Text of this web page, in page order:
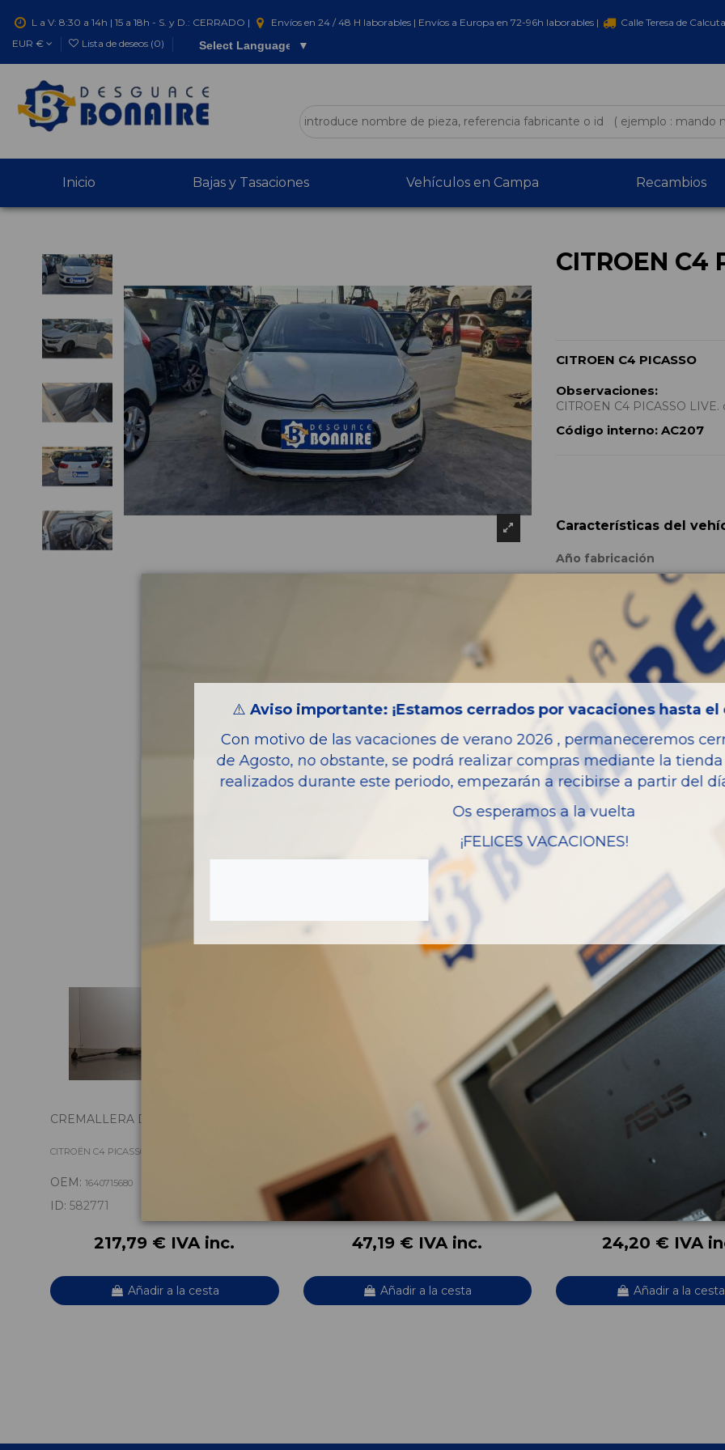
L a V: 8:30 a 14h | 15 a 18h - S. y D.: CERRADO | Envíos en 24 / 48 H laborables | Envíos a Europa en 72-96h laborables |
Calle Teresa de
EUR €
Lista de deseos (0) Select Language ▼
Inicio Bajas y Tasaciones Vehículos en Campa Recambios
CITROEN C4
CITROEN C4 PICASSO
Observaciones:
CITROEN C4 PICASSO
Código interno: AC207
Características del
Año fabricación
Combustible
Potencia
Modelo
Piezas almacenadas del
CREMALLERA DIRECCION 1640715680
CITROËN C4 PICASSO LIVE
OEM: 1640715680
ID: 582771
217,79 € IVA inc.
Añadir a la cesta
MANGUETA DELANTERA DERECHA
CITROËN C4 PICASSO LIVE
OEM: 1610138080
ID:582800
47,19 € IVA inc.
Añadir a la cesta
INYECTOR 9813930180
ID:
24,20 € IVA
Añadir a la cesta
⚠️ Aviso importante: ¡Estamos cerrados por vacaciones hasta el
Con motivo de las vacaciones de verano 2026 , permaneceremos
de Agosto, no obstante, se podrá realizar compras mediante la
realizados durante este periodo, empezarán a recibirse a partir del
Os esperamos a la vuelta
¡FELICES VACACIONES!